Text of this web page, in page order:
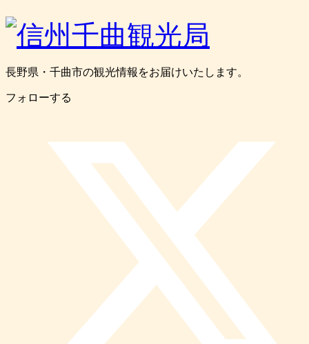
長野県・千曲市の観光情報をお届けいたします。
フォローする